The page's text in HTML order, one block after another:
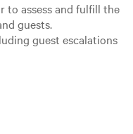
to assess and fulfill the
guests.
guest escalations